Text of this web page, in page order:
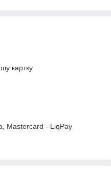
картку
Mastercard - LiqPay